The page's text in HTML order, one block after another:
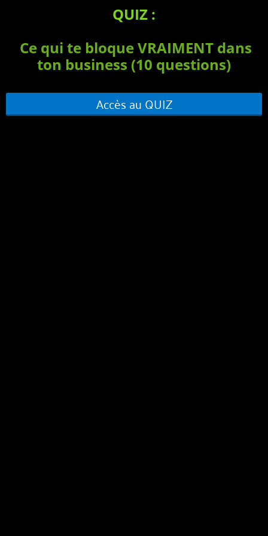
QUIZ :
Ce qui te bloque VRAIMENT dans
ton business (10 questions)
Accès au QUIZ